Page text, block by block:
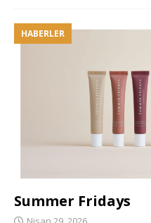
HABERLER
Summer Fridays